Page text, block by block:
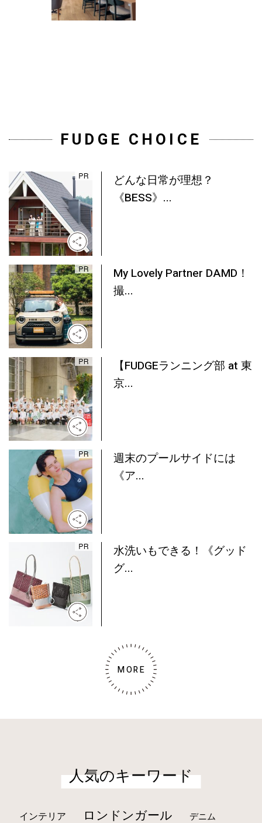
FUDGE CHOICE
どんな日常が理想？
《BESS》...
My Lovely Partner DAMD！
撮...
【FUDGEランニング部 at 東
京...
週末のプールサイドには
《ア...
水洗いもできる！《グッド
グ...
MORE
人気のキーワード
インテリア ロンドンガール デニム